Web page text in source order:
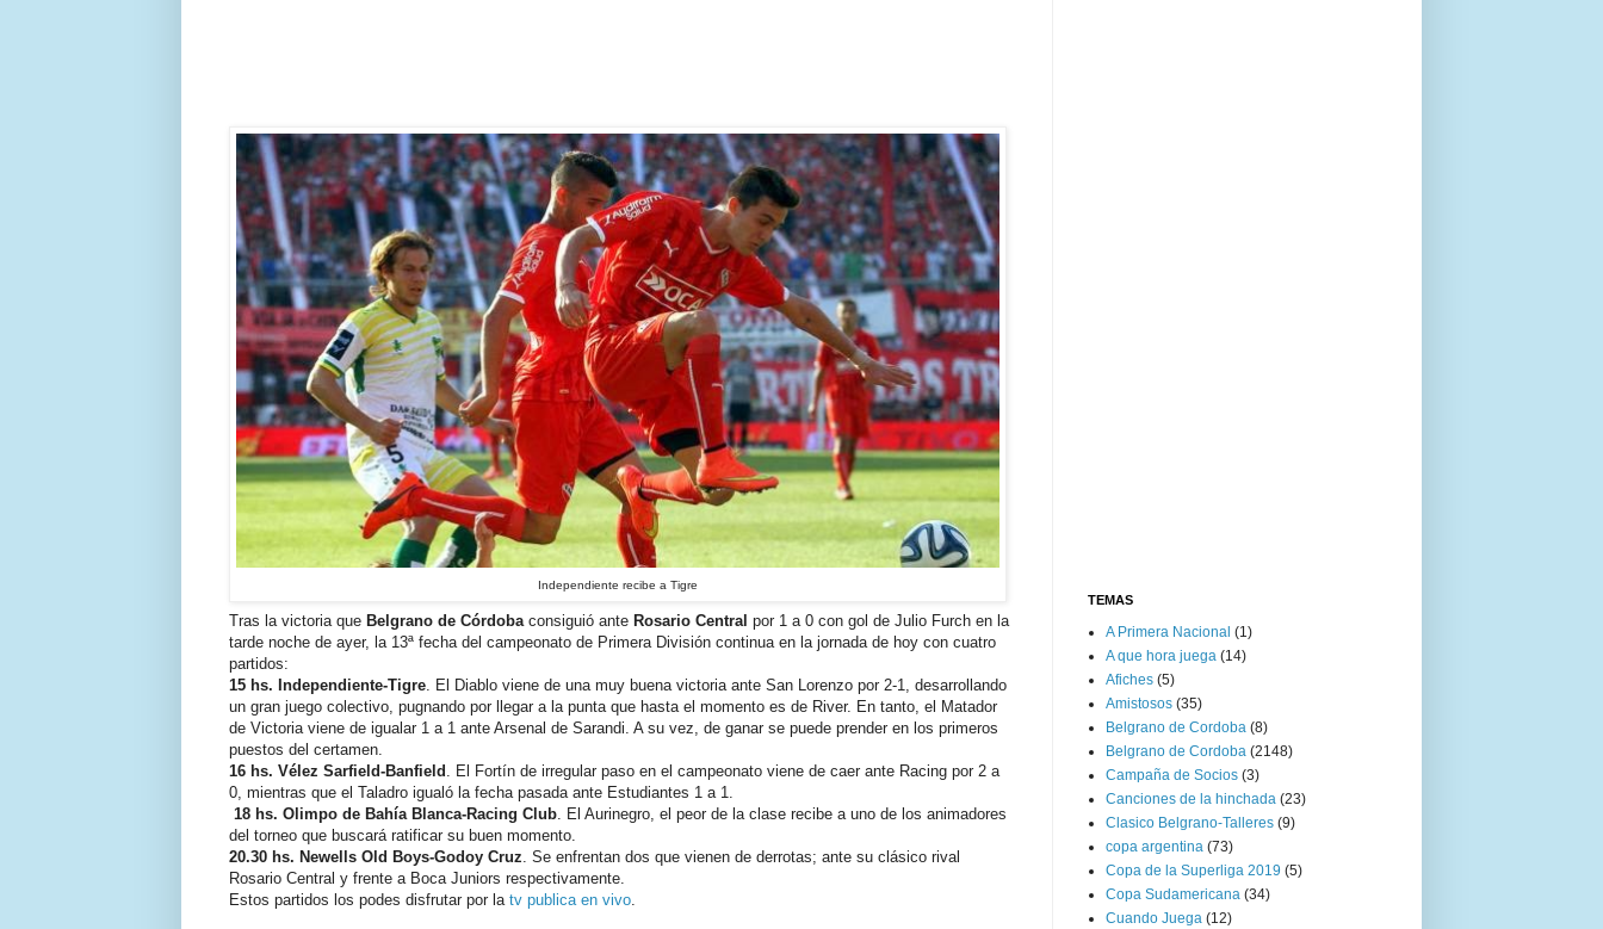
Independiente recibe a Tigre
Tras la victoria que Belgrano de Córdoba consiguió ante Rosario Central por 1 a 0 con gol de Julio Furch en la
tarde noche de ayer, la 13ª fecha del campeonato de Primera División continua en la jornada de hoy con cuatro
partidos:
15 hs. Independiente-Tigre . El Diablo viene de una muy buena victoria ante San Lorenzo por 2-1, desarrollando
un gran juego colectivo, pugnando por llegar a la punta que hasta el momento es de River. En tanto, el Matador
de Victoria viene de igualar 1 a 1 ante Arsenal de Sarandi. A su vez, de ganar se puede prender en los primeros
puestos del certamen.
16 hs. Vélez Sarfield-Banfield . El Fortín de irregular paso en el campeonato viene de caer ante Racing por 2 a
0, mientras que el Taladro igualó la fecha pasada ante Estudiantes 1 a 1.
18 hs. Olimpo de Bahía Blanca-Racing Club . El Aurinegro, el peor de la clase recibe a uno de los animadores
del torneo que buscará ratificar su buen momento.
20.30 hs. Newells Old Boys-Godoy Cruz Se enfrentan dos que vienen de derrotas; ante su clásico rival
Rosario Central y frente a Boca Juniors respectivamente.
Estos partidos los podes disfrutar por la tv publica en vivo
TEMAS
A Primera Nacional (1)
A que hora juega (14)
Afiches (5)
Amistosos (35)
Belgrano de Cordoba (8)
Belgrano de Cordoba (2148)
Campaña de Socios (3)
Canciones de la hinchada (23)
Clasico Belgrano-Talleres (9)
copa argentina (73)
Copa de la Superliga 2019 (5)
Copa Sudamericana (34)
Cuando Juega (12)